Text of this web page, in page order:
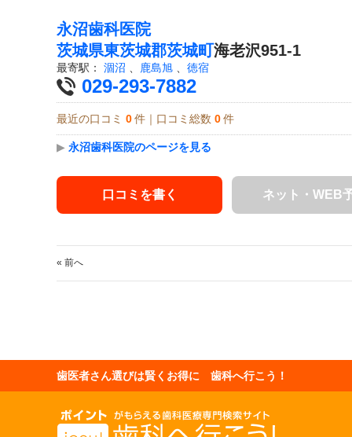
永沼歯科医院
茨城県東茨城郡茨城町海老沢951-1
最寄駅： 涸沼 、 鹿島旭 、 徳宿
029-293-7882
最近の口コミ 0 件｜口コミ総数 0 件
▶ 永沼歯科医院のページを見る
口コミを書く ネット・WEB
« 前へ
歯医者さん選びは賢くお得に 歯科へ行こう！